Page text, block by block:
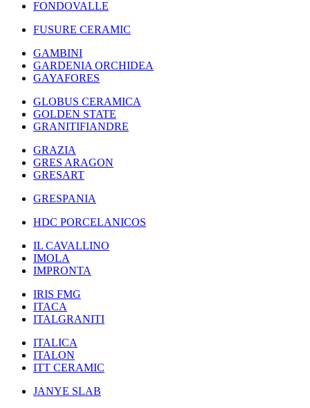
FONDOVALLE
FUSURE CERAMIC
GAMBINI
GARDENIA ORCHIDEA
GAYAFORES
GLOBUS CERAMICA
GOLDEN STATE
GRANITIFIANDRE
GRAZIA
GRES ARAGON
GRESART
GRESPANIA
HDC PORCELANICOS
IL CAVALLINO
IMOLA
IMPRONTA
IRIS FMG
ITACA
ITALGRANITI
ITALICA
ITALON
ITT CERAMIC
JANYE SLAB